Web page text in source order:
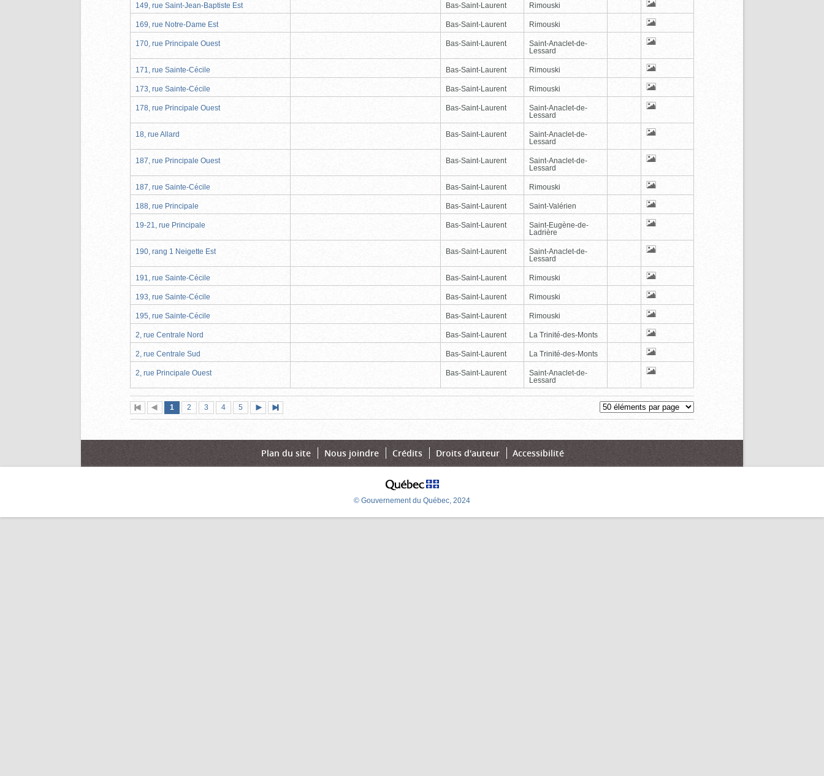
149, rue Saint-Jean-Baptiste Est Bas-Saint-Laurent Rimouski
169, rue Notre-Dame Est Bas-Saint-Laurent Rimouski
170, rue Principale Ouest Bas-Saint-Laurent
Saint-Anaclet-de-
Lessard
171, rue Sainte-Cécile Bas-Saint-Laurent Rimouski
173, rue Sainte-Cécile Bas-Saint-Laurent Rimouski
178, rue Principale Ouest Bas-Saint-Laurent
Saint-Anaclet-de-
Lessard
18, rue Allard Bas-Saint-Laurent
Saint-Anaclet-de-
Lessard
187, rue Principale Ouest Bas-Saint-Laurent
Saint-Anaclet-de-
Lessard
187, rue Sainte-Cécile Bas-Saint-Laurent Rimouski
188, rue Principale Bas-Saint-Laurent Saint-Valérien
19-21, rue Principale Bas-Saint-Laurent
Saint-Eugène-de-
Ladrière
190, rang 1 Neigette Est Bas-Saint-Laurent
Saint-Anaclet-de-
Lessard
191, rue Sainte-Cécile Bas-Saint-Laurent Rimouski
193, rue Sainte-Cécile Bas-Saint-Laurent Rimouski
195, rue Sainte-Cécile Bas-Saint-Laurent Rimouski
2, rue Centrale Nord Bas-Saint-Laurent La Trinité-des-Monts
2, rue Centrale Sud Bas-Saint-Laurent La Trinité-des-Monts
2, rue Principale Ouest Bas-Saint-Laurent
Saint-Anaclet-de-
Lessard
Première
page
Page
précédente
Page
1 (page
actuelle)
Page
2 Page
3 Page
4 Page
5
suivante
page
Plan du site Nous joindre Crédits Droits d'auteur Accessibilité
© Gouvernement du Québec, 2024